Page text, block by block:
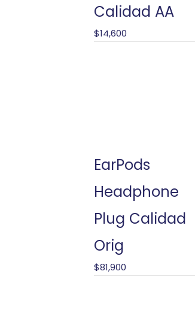
Calidad AA
$14,600
EarPods
Headphone
Plug Calidad
Orig
$81,900